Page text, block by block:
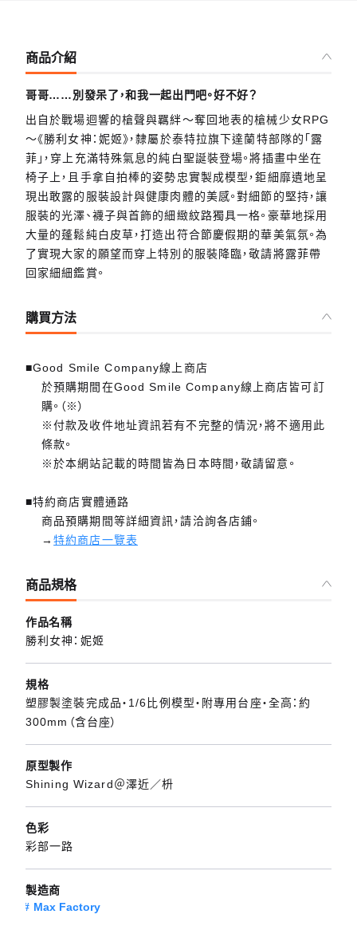
商品介紹
哥哥……別發呆了，和我一起出門吧。好不好？
出自於戰場迴響的槍聲與羈絆～奪回地表的槍械少女RPG
～《勝利女神：妮姬》，隸屬於泰特拉旗下達蘭特部隊的「露
菲」，穿上充滿特殊氣息的純白聖誕裝登場。將插畫中坐在
椅子上，且手拿自拍棒的姿勢忠實製成模型，鉅細靡遺地呈
現出敢露的服裝設計與健康肉體的美感。對細節的堅持，讓
服裝的光澤、襪子與首飾的細緻紋路獨具一格。豪華地採用
大量的蓬鬆純白皮草，打造出符合節慶假期的華美氣氛。為
了實現大家的願望而穿上特別的服裝降臨，敬請將露菲帶
回家細細鑑賞。
購買方法
■Good Smile Company線上商店
於預購期間在Good Smile Company線上商店皆可訂
購。（※）
※付款及收件地址資訊若有不完整的情況，將不適用此
條款。
※於本網站記載的時間皆為日本時間，敬請留意。
■特約商店實體通路
商品預購期間等詳細資訊，請洽詢各店鋪。
→特約商店一覽表
商品規格
作品名稱
勝利女神：妮姬
規格
塑膠製塗裝完成品・1/6比例模型・附專用台座・全高：約
300mm（含台座）
原型製作
Shining Wizard＠澤近／枡
色彩
彩部一路
製造商
Max Factory